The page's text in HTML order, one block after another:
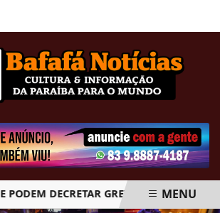
DECRETAR GREVE GERAL A PARTIR
MENU